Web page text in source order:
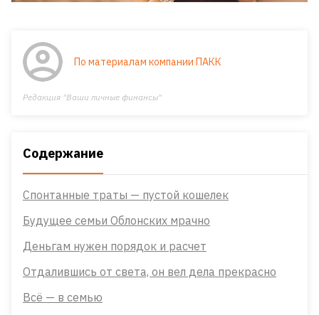
По материалам компании ПАКК
Редакция "Ваши личные финансы"
Содержание
Спонтанные траты — пустой кошелек
Будущее семьи Облонских мрачно
Деньгам нужен порядок и расчет
Отдалившись от света, он вел дела прекрасно
Всё — в семью